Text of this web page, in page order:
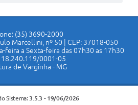
(35) 3690-2000
Marcellini, nº 50 | CEP: 37018-050
feira a Sexta-feira das 07h30 as 17h30
18.240.119/0001-05
de Varginha - MG
Sistema: 3.5.3 - 19/06/2026